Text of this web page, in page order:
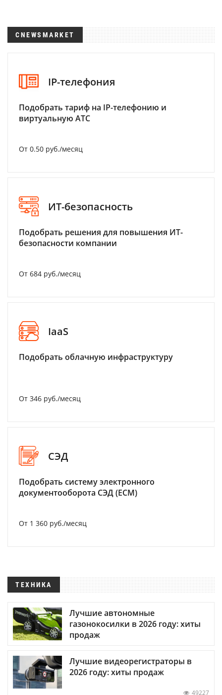
CNEWSMARKET
IP-телефония
Подобрать тариф на IP-телефонию и
виртуальную АТС
От 0.50 руб./месяц
ИТ-безопасность
Подобрать решения для повышения ИТ-
безопасности компании
От 684 руб./месяц
IaaS
Подобрать облачную инфраструктуру
От 346 руб./месяц
СЭД
Подобрать систему электронного
документооборота СЭД (ECM)
От 1 360 руб./месяц
ТЕХНИКА
Лучшие автономные
газонокосилки в 2026 году: хиты
продаж
Лучшие видеорегистраторы в
2026 году: хиты продаж
49227